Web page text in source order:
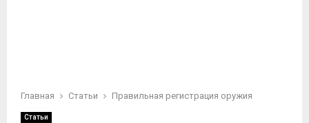
Главная Статьи Правильная регистрация оружия
Статьи